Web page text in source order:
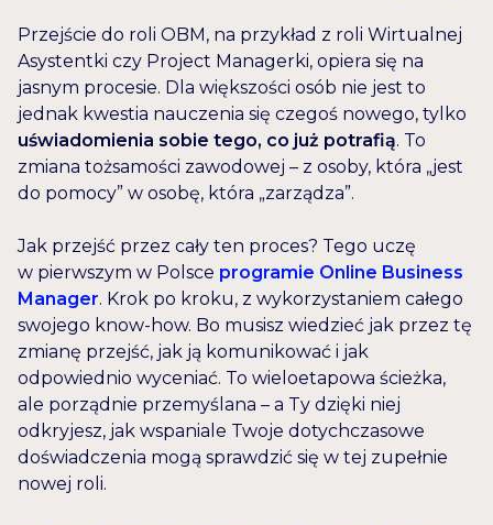
Przejście do roli OBM, na przykład z roli Wirtualnej
Asystentki czy Project Managerki, opiera się na
jasnym procesie. Dla większości osób nie jest to
jednak kwestia nauczenia się czegoś nowego, tylko
uświadomienia sobie tego, co już potrafią. To
zmiana tożsamości zawodowej – z osoby, która „jest
do pomocy” w osobę, która „zarządza”.
Jak przejść przez cały ten proces? Tego uczę
w pierwszym w Polsce programie Online Business
Manager. Krok po kroku, z wykorzystaniem całego
swojego know-how. Bo musisz wiedzieć jak przez tę
zmianę przejść, jak ją komunikować i jak
odpowiednio wyceniać. To wieloetapowa ścieżka,
ale porządnie przemyślana – a Ty dzięki niej
odkryjesz, jak wspaniale Twoje dotychczasowe
doświadczenia mogą sprawdzić się w tej zupełnie
nowej roli.